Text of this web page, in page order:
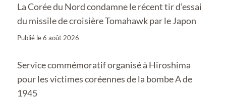
La Corée du Nord condamne le récent tir d’essai
du missile de croisière Tomahawk par le Japon
Publié le6 août 2026
Service commémoratif organisé à Hiroshima
pour les victimes coréennes de la bombe A de
1945